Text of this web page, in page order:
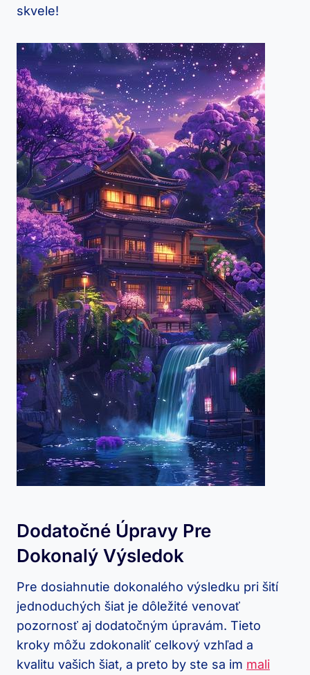
skvele!
Dodatočné Úpravy Pre
Dokonalý‌ Výsledok
Pre dosiahnutie​ dokonalého výsledku pri šití
jednoduchých šiat ​je dôležité venovať
pozornosť aj dodatočným úpravám. ⁤Tieto
kroky ‌môžu zdokonaliť celkový vzhľad a
kvalitu ‍vašich⁣ šiat, a preto ​by ⁤ste sa‍ im⁢ mali